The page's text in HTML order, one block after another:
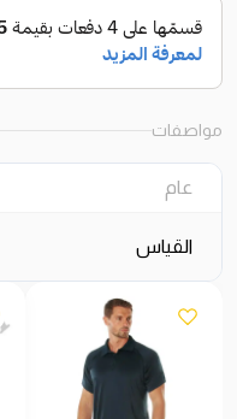
مواصفات
عام
القياس